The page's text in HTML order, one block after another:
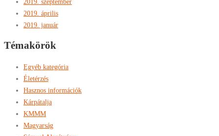
2019. április
2019. január
Témakörök
Egyéb kategória
Életérzés
Hasznos információk
Kárpátalja
KMMM
Magyarság